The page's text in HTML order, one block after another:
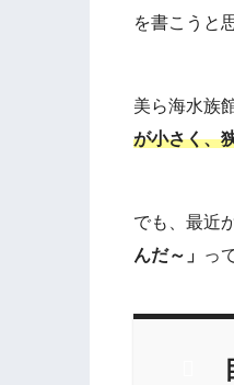
を書こうと
美ら海水族
が小さく、
でも、最近
んだ～」 っ